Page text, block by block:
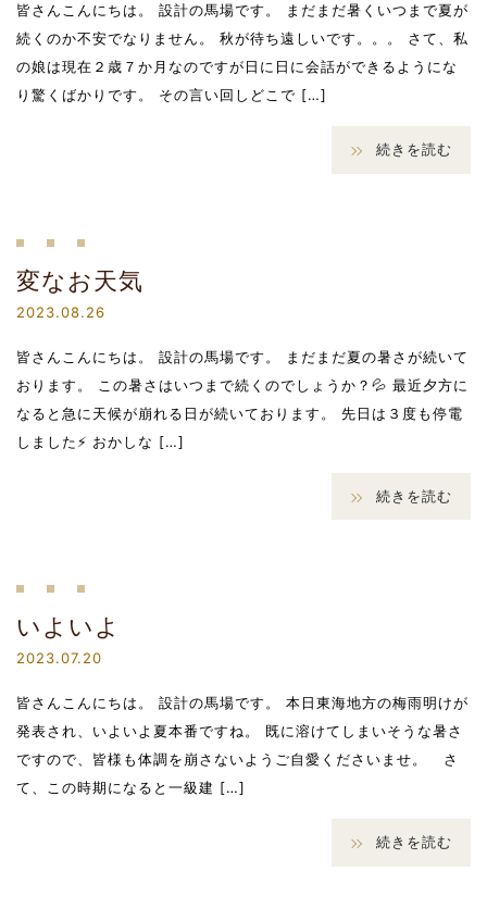
皆さんこんにちは。 設計の馬場です。 まだまだ暑くいつまで夏が
続くのか不安でなりません。 秋が待ち遠しいです。。。 さて、私
の娘は現在２歳７か月なのですが日に日に会話ができるようにな
り驚くばかりです。 その言い回しどこで […]
続きを読む
変なお天気
2023.08.26
皆さんこんにちは。 設計の馬場です。 まだまだ夏の暑さが続いて
おります。 この暑さはいつまで続くのでしょうか？💦 最近夕方に
なると急に天候が崩れる日が続いております。 先日は３度も停電
しました⚡ おかしな […]
続きを読む
いよいよ
2023.07.20
皆さんこんにちは。 設計の馬場です。 本日東海地方の梅雨明けが
発表され、いよいよ夏本番ですね。 既に溶けてしまいそうな暑さ
ですので、皆様も体調を崩さないようご自愛くださいませ。 さ
て、この時期になると一級建 […]
続きを読む